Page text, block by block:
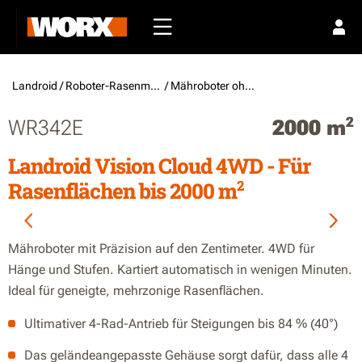
Landroid / Roboter-Rasenmäher / Mähroboter ohne Begrenzungskabel
WR342E 2000 m2
Landroid Vision Cloud 4WD - Für
Rasenflächen bis 2000 m2
Mähroboter mit Präzision auf den Zentimeter. 4WD für
Hänge und Stufen. Kartiert automatisch in wenigen Minuten.
Ideal für geneigte, mehrzonige Rasenflächen.
Ultimativer 4-Rad-Antrieb für Steigungen bis 84 % (40°)
Das geländeangepasste Gehäuse sorgt dafür, dass alle 4